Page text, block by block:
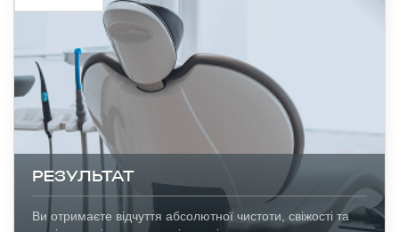
РЕЗУЛЬТАТ
Ви отримаєте відчуття абсолютної чистоти, свіжості та